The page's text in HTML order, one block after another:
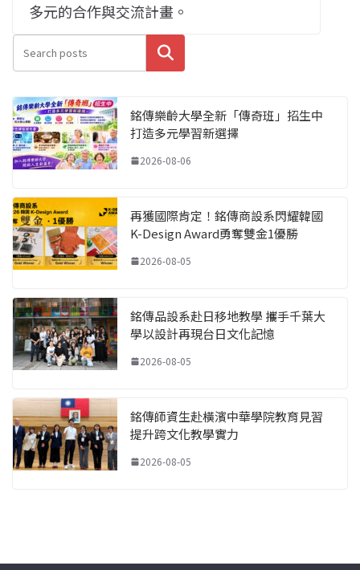
多元的合作與交流計畫。
搜尋
銘傳樂齡大學全新「傳奇班」招生中
打造多元學習新選擇
2026-08-06
再獲國際肯定！銘傳商設系閃耀韓國
K-Design Award勇奪雙金1優勝
2026-08-05
銘傳品設系赴日移地教學 攜手千葉大
學以設計再現台日文化記憶
2026-08-05
銘傳師資生赴橫濱中華學院教育見習
提升跨文化教學實力
2026-08-05